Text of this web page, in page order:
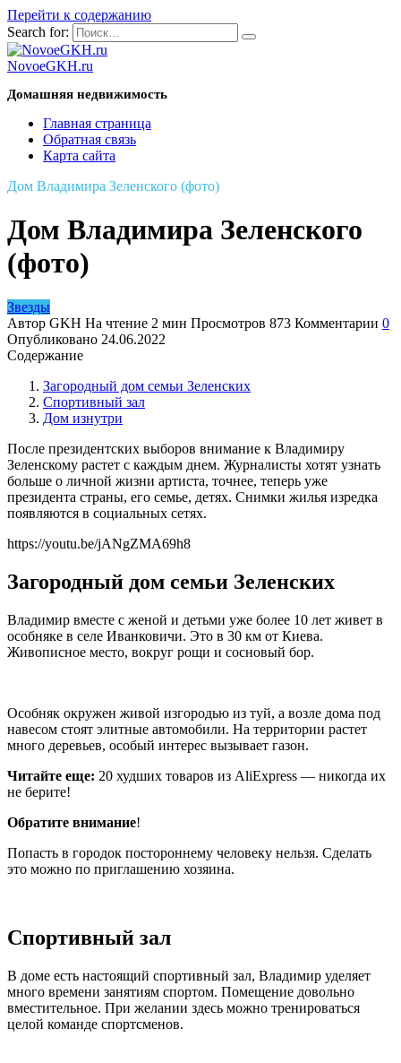
Перейти к содержанию
Search for:
NovoeGKH.ru
Домашняя недвижимость
Главная страница
Обратная связь
Карта сайта
Дом Владимира Зеленского (фото)
Дом Владимира Зеленского
(фото)
Звезды
Автор GKH На чтение 2 мин Просмотров 873 Комментарии 0
Опубликовано 24.06.2022
Содержание
Загородный дом семьи Зеленских
Спортивный зал
Дом изнутри
После президентских выборов внимание к Владимиру
Зеленскому растет с каждым днем. Журналисты хотят узнать
больше о личной жизни артиста, точнее, теперь уже
президента страны, его семье, детях. Снимки жилья изредка
появляются в социальных сетях.
https://youtu.be/jANgZMA69h8
Загородный дом семьи Зеленских
Владимир вместе с женой и детьми уже более 10 лет живет в
особняке в селе Иванковичи. Это в 30 км от Киева.
Живописное место, вокруг рощи и сосновый бор.
Особняк окружен живой изгородью из туй, а возле дома под
навесом стоят элитные автомобили. На территории растет
много деревьев, особый интерес вызывает газон.
Читайте еще: 20 худших товаров из AliExpress — никогда их
не берите!
Обратите внимание!
Попасть в городок постороннему человеку нельзя. Сделать
это можно по приглашению хозяина.
Спортивный зал
В доме есть настоящий спортивный зал, Владимир уделяет
много времени занятиям спортом. Помещение довольно
вместительное. При желании здесь можно тренироваться
целой команде спортсменов.